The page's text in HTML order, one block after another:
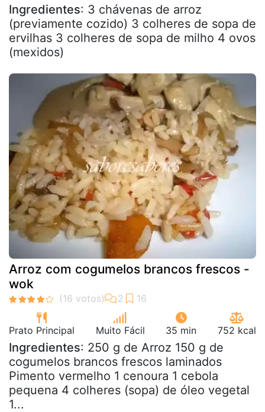
Ingredientes: 3 chávenas de arroz
(previamente cozido) 3 colheres de sopa de
ervilhas 3 colheres de sopa de milho 4 ovos
(mexidos)
Arroz com cogumelos brancos frescos -
wok
Prato Principal Muito Fácil 35 min 752 kcal
Ingredientes: 250 g de Arroz 150 g de
cogumelos brancos frescos laminados
Pimento vermelho 1 cenoura 1 cebola
pequena 4 colheres (sopa) de óleo vegetal
1...